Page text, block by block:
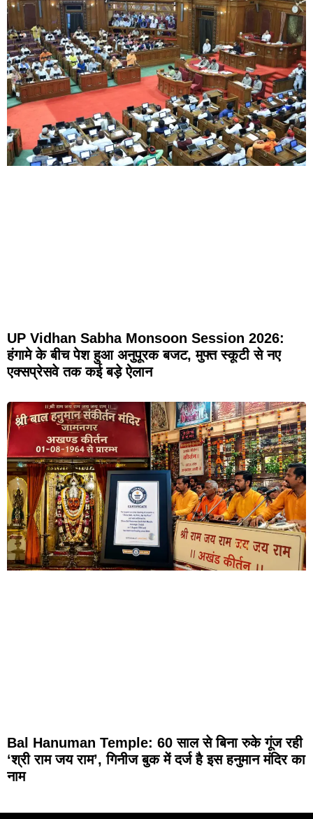
UP Vidhan Sabha Monsoon Session 2026:
हंगामे के बीच पेश हुआ अनुपूरक बजट, मुफ्त स्कूटी से नए
एक्सप्रेसवे तक कई बड़े ऐलान
Bal Hanuman Temple: 60 साल से बिना रुके गूंज रही
‘श्री राम जय राम’, गिनीज बुक में दर्ज है इस हनुमान मंदिर का
नाम